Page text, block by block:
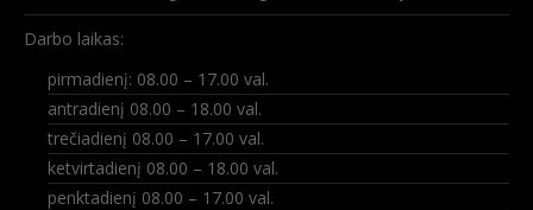
Darbo laikas:
pirmadienį: 08.00 – 17.00 val.
antradienį 08.00 – 18.00 val.
trečiadienį 08.00 – 17.00 val.
ketvirtadienį 08.00 – 18.00 val.
penktadienį 08.00 – 17.00 val.